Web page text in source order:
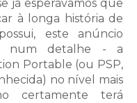
já esperávamos que
à longa história de
este anúncio
num detalhe - a
Portable (ou PSP,
no nível mais
certamente terá